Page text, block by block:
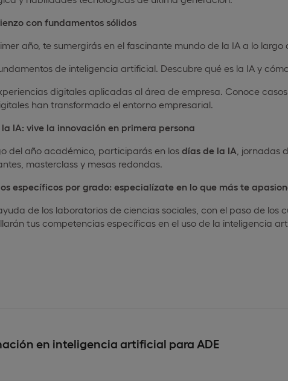
con fundamentos sólidos
año, te sumergirás en el fascinante mundo de la IA a lo
de inteligencia artificial. Descubre qué es la IA y
digitales aplicadas al área de empresa. Conoce
han transformado el entorno empresarial.
la IA: vive la innovación en primera persona
del año académico, participarás en los días de la IA , jornadas
masterclass y mesas redondas.
específicos por grado: especialízate en lo que más te
de los laboratorios de ciencias sociales, con el paso de los
tus competencias específicas en el uso de la inteligencia
en inteligencia artificial para ADE